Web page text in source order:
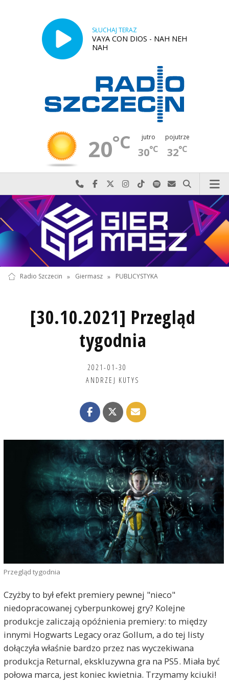
SŁUCHAJ TERAZ
VAYA CON DIOS - NAH NEH
NAH
20°C jutro
30°C
pojutrze
32°C
Najlepiej po prostu do nas zadzwoń
Odwiedź nas na Facebook-u
Odwiedź nas na X
Odwiedź nas na Instagram-ie
Odwiedź nas na TikTok-u
Szukaj nas na Spotify
Wyślij do nas
Szukaj
Radio Szczecin » Giermasz » PUBLICYSTYKA
[30.10.2021] Przegląd
tygodnia
2021-01-30
ANDRZEJ KUTYS
Przegląd tygodnia
Czyżby to był efekt premiery pewnej "nieco"
niedopracowanej cyberpunkowej gry? Kolejne
produkcje zaliczają opóźnienia premiery: to między
innymi Hogwarts Legacy oraz Gollum, a do tej listy
dołączyła właśnie bardzo przez nas wyczekiwana
produkcja Returnal, ekskluzywna gra na PS5. Miała być
połowa marca, jest koniec kwietnia. Trzymamy kciuki!